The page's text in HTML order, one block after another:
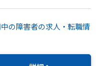
、沖縄県、その他
の障害者の求人・転職情